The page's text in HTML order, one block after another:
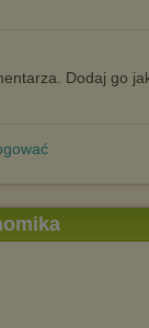
Dodaj go